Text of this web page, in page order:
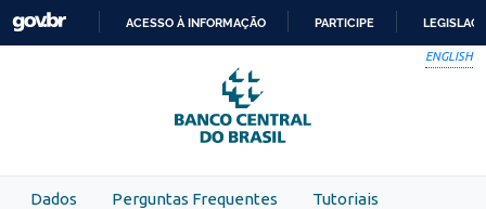
Skip to main content
PARA
O
CONTEÚDO
ACESSO À INFORMAÇÃO PARTICIPE
ENGLISH
Dados Perguntas Frequentes Tutoriais